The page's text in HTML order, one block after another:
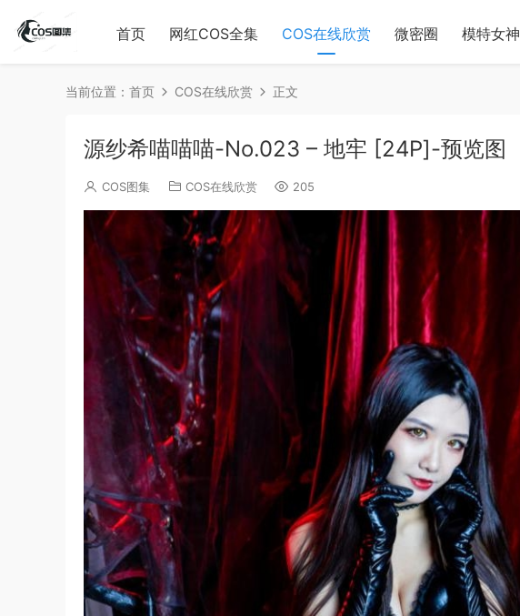
首页 网红COS全集 COS在线欣赏 微密圈 模特女神
当前位置： 首页 COS在线欣赏 正文
源纱希喵喵喵-No.023 – 地牢 [24P]-预览图
COS图集 COS在线欣赏 205